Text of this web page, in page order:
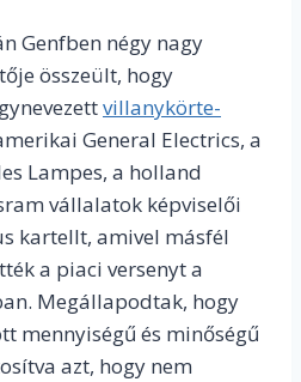
Genfben négy nagy
összeült, hogy
villanykörte-
General Electrics, a
Lampes, a holland
vállalatok képviselői
kartellt, amivel másfél
a piaci versenyt a
Megállapodtak, hogy
mennyiségű és minőségű
azt, hogy nem